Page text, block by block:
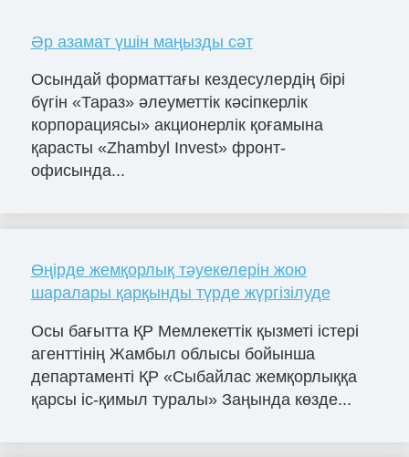
Әр азамат үшін маңызды сәт
Осындай форматтағы кездесулердің бірі
бүгін «Тараз» әлеуметтік кәсіпкерлік
корпорациясы» акционерлік қоғамына
қарасты «Zhambyl Invest» фронт-
офисында...
Өңірде жемқорлық тәуекелерін жою
шаралары қарқынды түрде жүргізілуде
Осы бағытта ҚР Мемлекеттік қызметі істері
агенттінің Жамбыл облысы бойынша
департаменті ҚР «Сыбайлас жемқорлыққа
қарсы іс-қимыл туралы» Заңында көзде...